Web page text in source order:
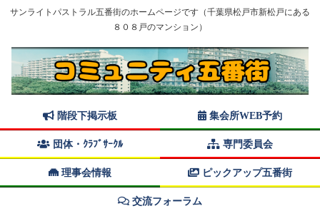
サンライトパストラル五番街のホームページです（千葉県松戸市新松戸にある
８０８戸のマンション）
階段下掲示板 集会所WEB予約
団体・ｸﾗﾌﾞｻｰｸﾙ 専門委員会
理事会情報 ピックアップ五番街
交流フォーラム